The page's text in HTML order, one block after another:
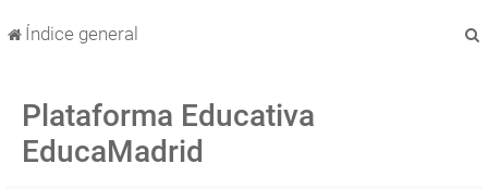
Índice general
Plataforma Educativa
EducaMadrid